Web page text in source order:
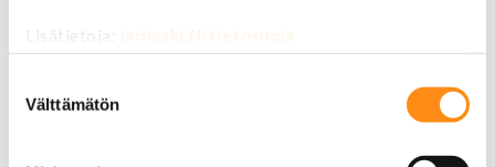
Lisätietoja: jarimaki.fi/tietosuoja
valinta
Välttämätön
Ovipeilit
Puskurit